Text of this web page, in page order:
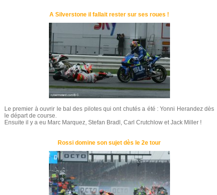
A Silverstone il fallait rester sur ses roues !
Le premier à ouvrir le bal des pilotes qui ont chutés a été : Yonni Herandez dès
le départ de course.
Ensuite il y a eu Marc Marquez, Stefan Bradl, Carl Crutchlow et Jack Miller !
Rossi domine son sujet dès le 2e tour